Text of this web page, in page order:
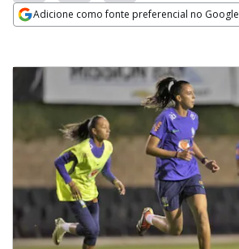
Adicione como fonte preferencial no Google